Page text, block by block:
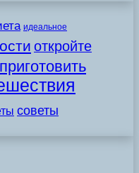
идеальное
откройте
приготовить
советы